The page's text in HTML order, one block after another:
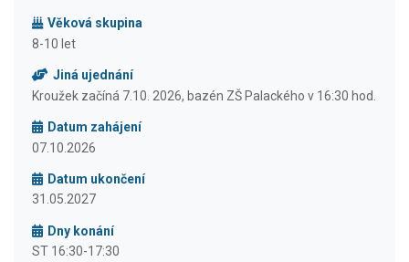
Věková skupina
8-10 let
Jiná ujednání
Kroužek začíná 7.10. 2026, bazén ZŠ Palackého v 16:30 hod.
Datum zahájení
07.10.2026
Datum ukončení
31.05.2027
Dny konání
ST 16:30-17:30